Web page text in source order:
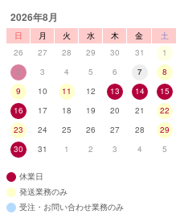
2026年8月
日 月 火 水 木 金
土
26
27 28 29 30 31
1
2
3 4 5 6 7
8
9
10 11 12 13 14
15
16
17 18 19 20 21
22
23
24 25 26 27 28
29
30
31 1 2 3 4 5
休業日
発送業務のみ
受注・お問い合わせ業務のみ